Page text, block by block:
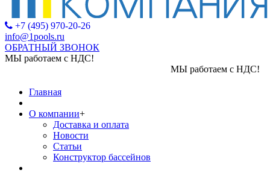
+7 (495) 970-20-26
info@1pools.ru
ОБРАТНЫЙ ЗВОНОК
МЫ работаем с НДС!
МЫ работаем с НДС!
Главная
О компании+
Доставка и оплата
Новости
Статьи
Конструктор бассейнов